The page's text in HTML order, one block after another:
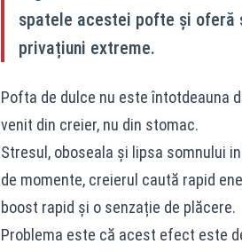
spatele acestei pofte și
privațiuni extreme.
Pofta de dulce nu este întotdeauna
venit din creier, nu din stomac.
Stresul, oboseala și lipsa somnului
de momente, creierul caută rapid
boost rapid și o senzație de plăcere.
Problema este că acest efect este